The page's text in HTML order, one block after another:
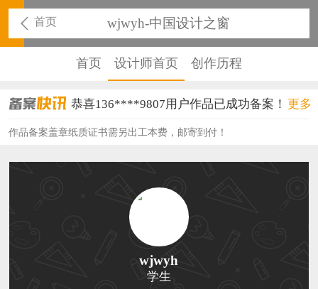
首页 wjwyh-中国设计之窗
首页 设计师首页 创作历程
恭喜136****9807用户作品已成功备案！
恭喜159****4930用户作品已成功备案！
恭喜150****6483用户作品已成功备案！
恭喜131****2473用户作品已成功备案！
恭喜159****4201用户作品已成功备案！
恭喜133****6466用户作品已成功备案！
恭喜131****1475用户作品已成功备案！
更多
作品备案盖章纸质证书需另出工本费，邮寄到付！
wjwyh
学生